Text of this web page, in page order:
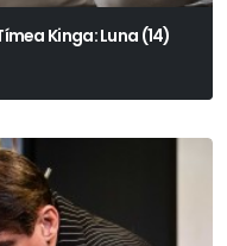
Kinga: Luna (14)